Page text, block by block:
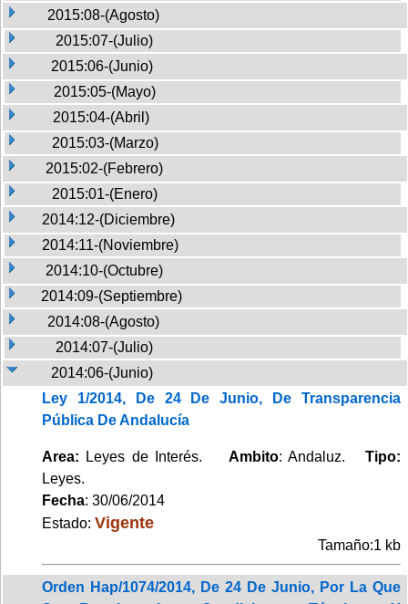
2015:08-(Agosto)
2015:07-(Julio)
2015:06-(Junio)
2015:05-(Mayo)
2015:04-(Abril)
2015:03-(Marzo)
2015:02-(Febrero)
2015:01-(Enero)
2014:12-(Diciembre)
2014:11-(Noviembre)
2014:10-(Octubre)
2014:09-(Septiembre)
2014:08-(Agosto)
2014:07-(Julio)
2014:06-(Junio)
Ley 1/2014, De 24 De Junio, De Transparencia
Pública De Andalucía
Area: Leyes de Interés. Ambito: Andaluz.Tipo:
Leyes.
Fecha: 30/06/2014
Estado: Vigente
Tamaño:1 kb
Orden Hap/1074/2014, De 24 De Junio, Por La Que